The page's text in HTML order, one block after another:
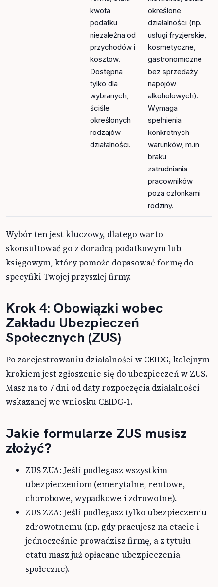
kwota
podatku
niezależna od
przychodów i
kosztów.
Dostępna
tylko dla
wybranych,
ściśle
określonych
rodzajów
działalności.
określone
działalności (np.
usługi fryzjerskie,
kosmetyczne,
gastronomiczne
bez sprzedaży
napojów
alkoholowych).
Wymaga
spełnienia
konkretnych
warunków, m.in.
braku
zatrudniania
pracowników
poza członkami
rodziny.
Wybór ten jest kluczowy, dlatego warto
skonsultować go z doradcą podatkowym lub
księgowym, który pomoże dopasować formę do
specyfiki Twojej przyszłej firmy.
Krok 4: Obowiązki wobec
Zakładu Ubezpieczeń
Społecznych (ZUS)
Po zarejestrowaniu działalności w CEIDG, kolejnym
krokiem jest zgłoszenie się do ubezpieczeń w ZUS.
Masz na to 7 dni od daty rozpoczęcia działalności
wskazanej we wniosku CEIDG-1.
Jakie formularze ZUS musisz
złożyć?
ZUS ZUA: Jeśli podlegasz wszystkim
ubezpieczeniom (emerytalne, rentowe,
chorobowe, wypadkowe i zdrowotne).
ZUS ZZA: Jeśli podlegasz tylko ubezpieczeniu
zdrowotnemu (np. gdy pracujesz na etacie i
jednocześnie prowadzisz firmę, a z tytułu
etatu masz już opłacane ubezpieczenia
społeczne).